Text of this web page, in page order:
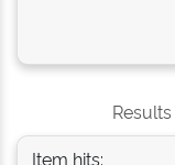
Item hits: